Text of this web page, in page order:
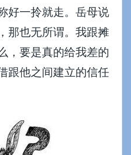
好一拎就走。岳母说
那也无所谓。我跟摊
，要是真的给我差的
跟他之间建立的信任